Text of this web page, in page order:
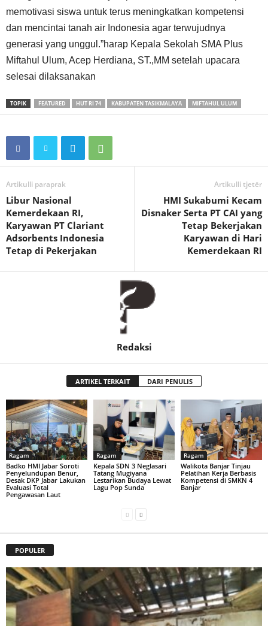
memotivasi siswa untuk terus meningkatkan kompetensi
dan mencintai tanah air Indonesia agar terwujudnya
generasi yang unggul.”harap Kepala Sekolah SMA Plus
Miftahul Ulum, Acep Herdiana, ST.,MM setelah upacara
selesai dilaksanakan
TOPIK FEATURED HUT RI 74 KABUPATEN TASIKMALAYA MIFTAHUL ULUM
Artikulli paraprak
Libur Nasional
Kemerdekaan RI,
Karyawan PT Clariant
Adsorbents Indonesia
Tetap di Pekerjakan
Artikulli tjetër
HMI Sukabumi Kecam
Disnaker Serta PT CAI yang
Tetap Bekerjakan
Karyawan di Hari
Kemerdekaan RI
Redaksi
ARTIKEL TERKAIT DARI PENULIS
Ragam
Badko HMI Jabar Soroti
Penyelundupan Benur,
Desak DKP Jabar Lakukan
Evaluasi Total
Pengawasan Laut
Ragam
Kepala SDN 3 Neglasari
Tatang Mugiyana
Lestarikan Budaya Lewat
Lagu Pop Sunda
Ragam
Walikota Banjar Tinjau
Pelatihan Kerja Berbasis
Kompetensi di SMKN 4
Banjar
POPULER